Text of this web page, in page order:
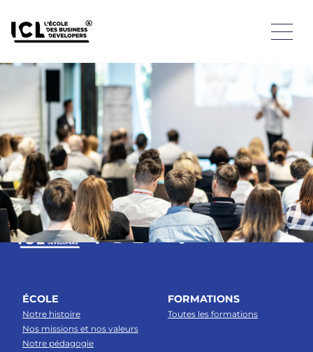
Hugon, étudiante Bachelor Business Developer (Bac+3) au
Retrouvez sans plus attendre le témoignage de Caroline
Hugon, étudiante Bachelor Business Developer (Bac+3) au
sein de l’ICL
ÉCOLE
Notre histoire
Nos missions et nos valeurs
Notre pédagogie
FORMATIONS
Toutes les formations